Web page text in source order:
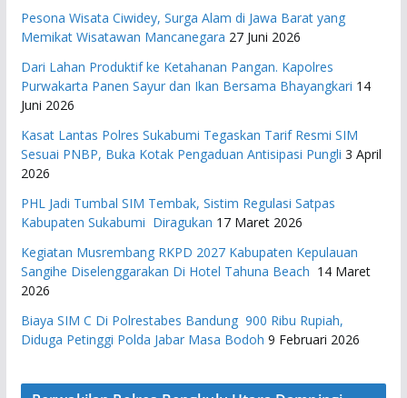
Pesona Wisata Ciwidey, Surga Alam di Jawa Barat yang
Memikat Wisatawan Mancanegara 27 Juni 2026
Dari Lahan Produktif ke Ketahanan Pangan. Kapolres
Purwakarta Panen Sayur dan Ikan Bersama Bhayangkari 14
Juni 2026
Kasat Lantas Polres Sukabumi Tegaskan Tarif Resmi SIM
Sesuai PNBP, Buka Kotak Pengaduan Antisipasi Pungli 3 April
2026
PHL Jadi Tumbal SIM Tembak, Sistim Regulasi Satpas
Kabupaten Sukabumi Diragukan 17 Maret 2026
Kegiatan Musrembang RKPD 2027 ​Kabupaten Kepulauan
Sangihe Diselenggarakan Di Hotel Tahuna Beach 14 Maret
2026
Biaya SIM C Di Polrestabes Bandung 900 Ribu Rupiah,
Diduga Petinggi Polda Jabar Masa Bodoh 9 Februari 2026